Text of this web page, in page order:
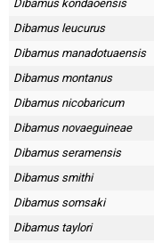
Dibamus kondaoensis
Dibamus leucurus
Dibamus manadotuaensis
Dibamus montanus
Dibamus nicobaricum
Dibamus novaeguineae
Dibamus seramensis
Dibamus smithi
Dibamus somsaki
Dibamus taylori